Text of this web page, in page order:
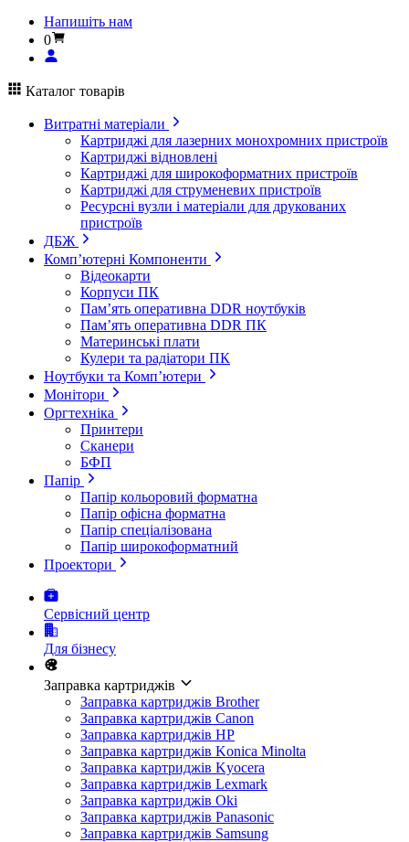
Напишіть нам
0
Каталог товарів
Витратні матеріали
Картриджі для лазерних монохромних пристроїв
Картриджі відновлені
Картриджі для широкоформатних пристроїв
Картриджі для струменевих пристроїв
Ресурсні вузли і матеріали для друкованих
пристроїв
ДБЖ
Комп’ютерні Компоненти
Відеокарти
Корпуси ПК
Пам’ять оперативна DDR ноутбуків
Пам’ять оперативна DDR ПК
Материнські плати
Кулери та радіатори ПК
Ноутбуки та Комп’ютери
Монітори
Оргтехніка
Принтери
Сканери
БФП
Папір
Папір кольоровий форматна
Папір офісна форматна
Папір спеціалізована
Папір широкоформатний
Проектори
Сервісний центр
Для бізнесу
Заправка картриджів
Заправка картриджів Brother
Заправка картриджів Canon
Заправка картриджів HP
Заправка картриджів Konica Minolta
Заправка картриджів Kyocera
Заправка картриджів Lexmark
Заправка картриджів Oki
Заправка картриджів Panasonic
Заправка картриджів Samsung